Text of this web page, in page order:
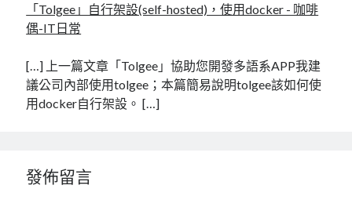
「Tolgee」自行架設(self-hosted)，使用docker - 咖啡
偶-IT日常
[…] 上一篇文章「Tolgee」協助您開發多語系APP我建
議公司內部使用tolgee；本篇簡易說明tolgee該如何使
用docker自行架設。 […]
發佈留言